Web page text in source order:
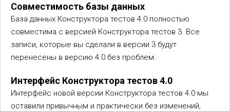
Совместимость базы данных
База данных Конструктора тестов 4.0 полностью
совместима с версией Конструктора тестов 3. Все
записи, которые вы сделали в версии 3 будут
перенесены в версию 4.0 без проблем.
Интерфейс Конструктора тестов 4.0
Интерфейс новой версии Конструктора тестов 4.0 мы
оставили привычным и практически без изменений,